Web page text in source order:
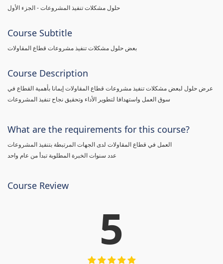
حلول مشكلات تنفيذ المشروعات - الجزء الأول
Course Subtitle
بعض حلول مشكلات تنفيذ مشروعات قطاع المقاولات
Course Description
عرض حلول لبعض مشكلات تنفيذ مشروعات قطاع المقاولات إيمانا بأهمية القطاع في
سوق العمل واستهدافا لتطوير الأداء وتحقيق نجاح تنفيذ المشروعات
What are the requirements for this course?
عدد سنوات الخبرة المطلوبة تبدأ من عام واحد
Course Review
5